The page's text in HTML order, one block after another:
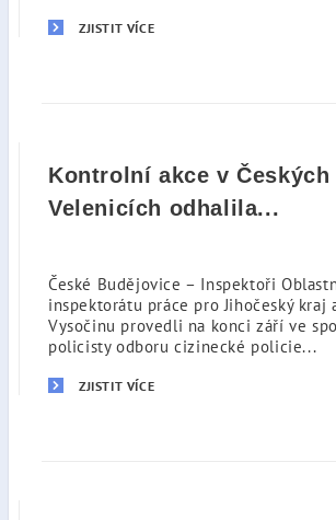
ZJISTIT VÍCE
Kontrolní akce v Českých
Velenicích odhalila...
České Budějovice – Inspektoři
inspektorátu práce pro Jihočeský kraj
Vysočinu provedli na konci září ve
policisty odboru cizinecké policie...
ZJISTIT VÍCE